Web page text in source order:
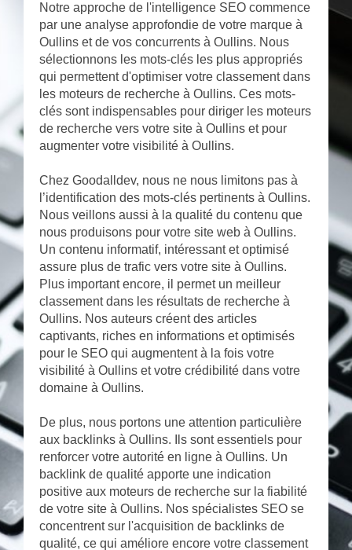
Notre approche de l'intelligence SEO commence
par une analyse approfondie de votre marque à
Oullins et de vos concurrents à Oullins. Nous
sélectionnons les mots-clés les plus appropriés
qui permettent d'optimiser votre classement dans
les moteurs de recherche à Oullins. Ces mots-
clés sont indispensables pour diriger les moteurs
de recherche vers votre site à Oullins et pour
augmenter votre visibilité à Oullins.
Chez Goodalldev, nous ne nous limitons pas à
l’identification des mots-clés pertinents à Oullins.
Nous veillons aussi à la qualité du contenu que
nous produisons pour votre site web à Oullins.
Un contenu informatif, intéressant et optimisé
assure plus de trafic vers votre site à Oullins.
Plus important encore, il permet un meilleur
classement dans les résultats de recherche à
Oullins. Nos auteurs créent des articles
captivants, riches en informations et optimisés
pour le SEO qui augmentent à la fois votre
visibilité à Oullins et votre crédibilité dans votre
domaine à Oullins.
De plus, nous portons une attention particulière
aux backlinks à Oullins. Ils sont essentiels pour
renforcer votre autorité en ligne à Oullins. Un
backlink de qualité apporte une indication
positive aux moteurs de recherche sur la fiabilité
de votre site à Oullins. Nos spécialistes SEO se
concentrent sur l'acquisition de backlinks de
qualité, ce qui améliore encore votre classement